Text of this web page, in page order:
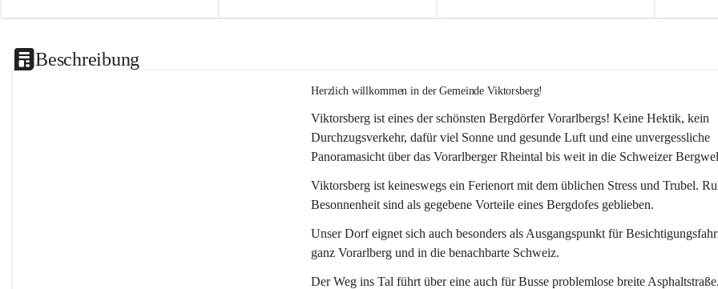
Beschreibung
Herzlich willkommen in der Gemeinde Viktorsberg!
Viktorsberg ist eines der schönsten Bergdörfer Vorarlbergs! Keine Hektik, kein
Durchzugsverkehr, dafür viel Sonne und gesunde Luft und eine unvergessliche
Panoramasicht über das Vorarlberger Rheintal bis weit in die Schweizer
Viktorsberg ist keineswegs ein Ferienort mit dem üblichen Stress und Trubel.
Besonnenheit sind als gegebene Vorteile eines Bergdofes geblieben.
Unser Dorf eignet sich auch besonders als Ausgangspunkt für
ganz Vorarlberg und in die benachbarte Schweiz.
Der Weg ins Tal führt über eine auch für Busse problemlose breite